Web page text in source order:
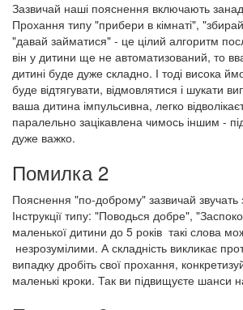
Зазвичай наші пояснення включають
Прохання типу "прибери в кімнаті",
"давай займатися" - це цілий алгоритм
він у дитини ще не автоматизований, то
дитині буде дуже складно. І тоді висока
буде відтягувати, відмовлятися і шукати
ваша дитина імпульсивна, легко
паралельно зацікавлена чимось іншим -
дуже важко.
Помилка 2
Пояснення "по-доброму" зазвичай звучать
Інструкції типу: "Поводься добре",
маленької дитини до 5 років такі слова
незрозумілими. А складність викликає
випадку дробіть свої прохання,
маленькі кроки. Так ви підвищуєте шанси